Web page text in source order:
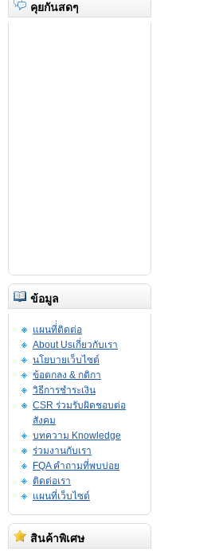
คุยกันสดๆ
ข้อมูล
แผนที่่ติดต่อ
About Usเกี่ยวกับเรา
นโยบายเว็บไซต์
ข้อตกลง & กติกา
วิธีการชำระเงิน
CSR ร่วมรับผิดชอบต่อ
สังคม
บทความ Knowledge
ร่วมงานกับเรา
FQA คำถามที่พบบ่อย
ติดต่อเรา
แผนที่เว็บไซต์
สินค้าพิเศษ